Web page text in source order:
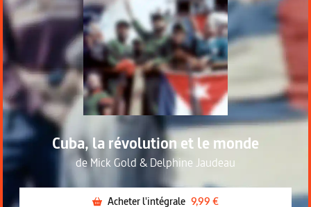
Cuba, la révolution et le monde
de Mick Gold &Delphine Jaudeau
Acheter l'intégrale 9,99 €